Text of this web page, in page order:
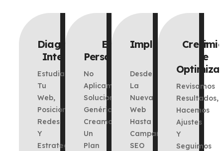
Diagnóstico
Inteligente
Estudiamos
Tu
Web,
Posicionamiento,
Redes
Y
Estrategia.
Estrategia
Personalizada
No
Aplicamos
Soluciones
Genéricas.
Creamos
Un
Plan
Implementación
Eficiente
Desde
La
Nueva
Web
Hasta
Campañas,
SEO
Revisamos
Resultados,
Hacemos
Ajustes
Y
Seguimos